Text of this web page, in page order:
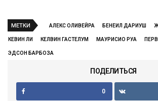
МЕТКИ АЛЕКС ОЛИВЕЙРА БЕНЕИЛ ДАРИУШ
КЕВИН ЛИ КЕЛВИН ГАСТЕЛУМ МАУРИСИО РУА
ЭДСОН БАРБОЗА
ПОДЕЛИТЬСЯ
0